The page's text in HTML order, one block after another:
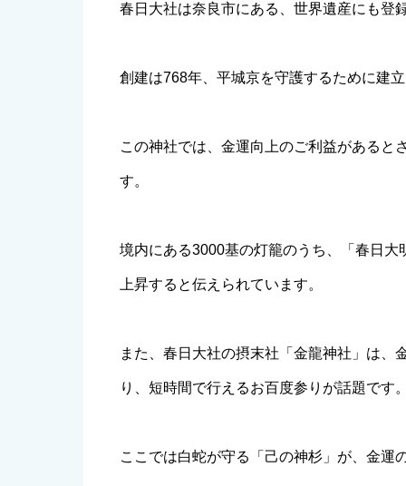
春日大社は奈良市にある、世界遺産にも登
創建は768年、平城京を守護するために建
この神社では、金運向上のご利益があると
す。
境内にある3000基の灯籠のうち、「春日
上昇すると伝えられています。
また、春日大社の摂末社「金龍神社」は、
り、短時間で行えるお百度参りが話題です
ここでは白蛇が守る「己の神杉」が、金運